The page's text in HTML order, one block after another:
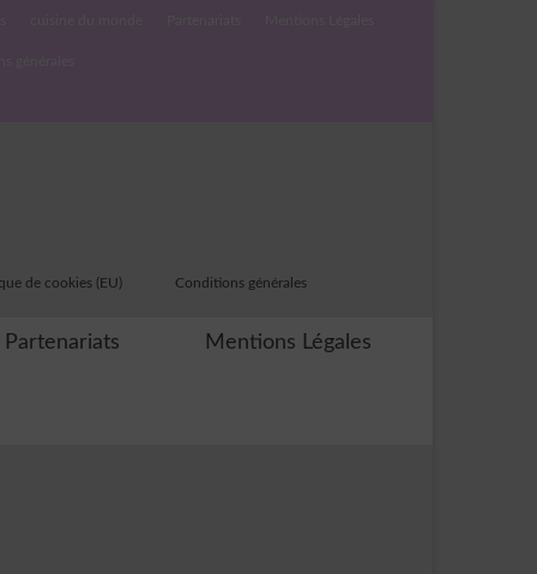
de cookies (EU) Conditions générales
Partenariats Mentions Légales